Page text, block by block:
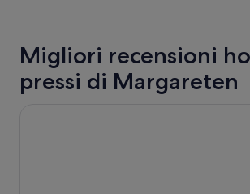
per
un
soggiorno
di
Migliori recensioni
pressi di Margareten